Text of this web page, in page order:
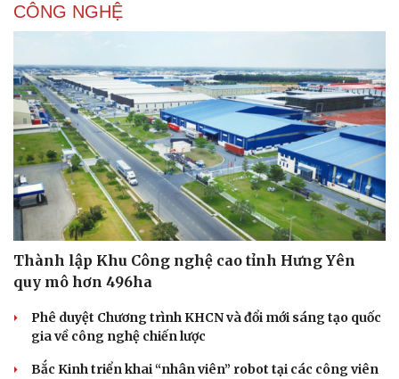
CÔNG NGHỆ
Thành lập Khu Công nghệ cao tỉnh Hưng Yên
quy mô hơn 496ha
Phê duyệt Chương trình KHCN và đổi mới sáng tạo quốc
gia về công nghệ chiến lược
Bắc Kinh triển khai “nhân viên” robot tại các công viên